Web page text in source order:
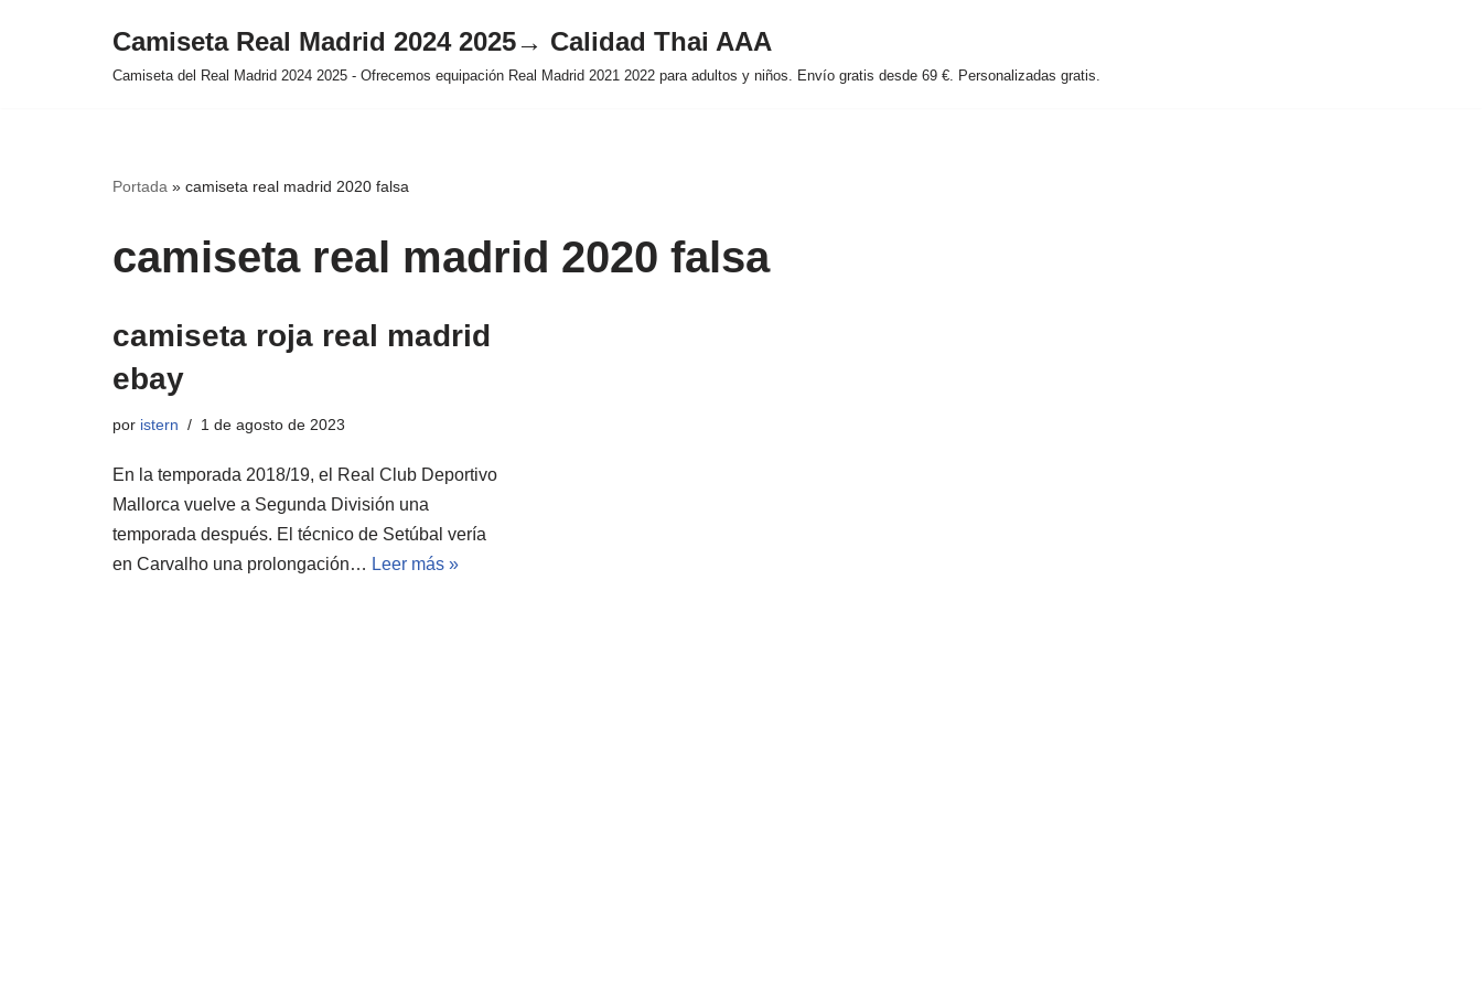
Camiseta Real Madrid 2024 2025→ Calidad Thai AAA
Camiseta del Real Madrid 2024 2025 - Ofrecemos equipación Real Madrid 2021 2022 para adultos y niños. Envío gratis desde 69 €. Personalizadas gratis.
Portada » camiseta real madrid 2020 falsa
camiseta real madrid 2020 falsa
camiseta roja real madrid
ebay
por istern 1 de agosto de 2023
En la temporada 2018/19, el Real Club Deportivo
Mallorca vuelve a Segunda División una
temporada después. El técnico de Setúbal vería
en Carvalho una prolongación… Leer más »